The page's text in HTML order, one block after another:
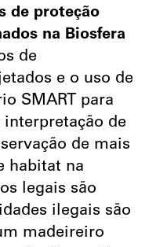
de proteção
na Biosfera
de
e o uso de
SMART para
de
de mais
habitat na
legais são
ilegais são
madeireiro